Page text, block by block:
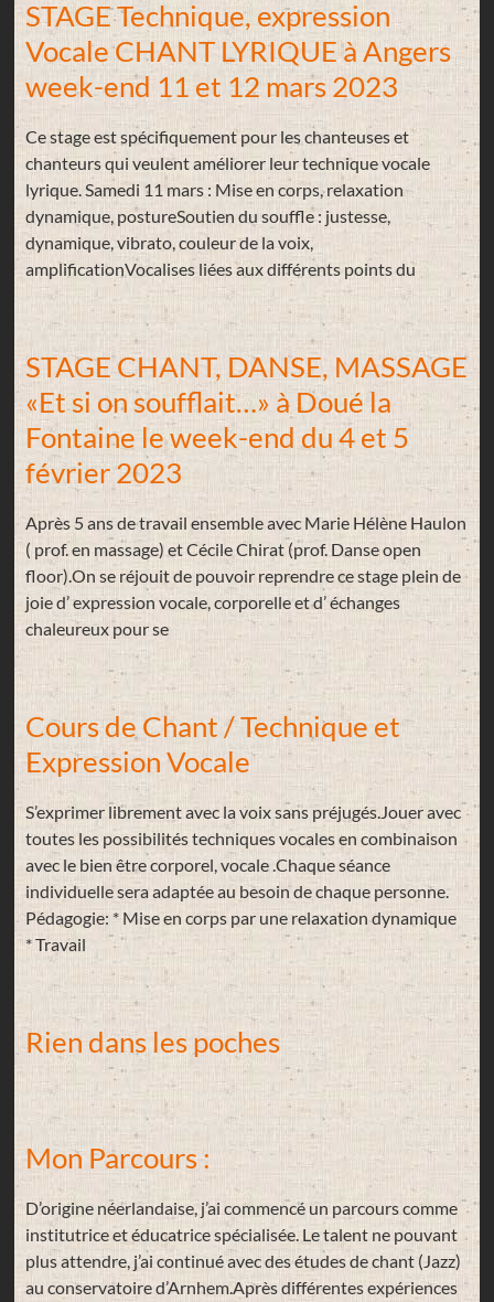
STAGE Technique, expression
Vocale CHANT LYRIQUE à Angers
week-end 11 et 12 mars 2023
Ce stage est spécifiquement pour les chanteuses et
chanteurs qui veulent améliorer leur technique vocale
lyrique. Samedi 11 mars : Mise en corps, relaxation
dynamique, postureSoutien du souffle : justesse,
dynamique, vibrato, couleur de la voix,
amplificationVocalises liées aux différents points du
STAGE CHANT, DANSE, MASSAGE
«Et si on soufflait…» à Doué la
Fontaine le week-end du 4 et 5
février 2023
Après 5 ans de travail ensemble avec Marie Hélène Haulon
( prof. en massage) et Cécile Chirat (prof. Danse open
floor).On se réjouit de pouvoir reprendre ce stage plein de
joie d’ expression vocale, corporelle et d’ échanges
chaleureux pour se
Cours de Chant / Technique et
Expression Vocale
S’exprimer librement avec la voix sans préjugés.Jouer avec
toutes les possibilités techniques vocales en combinaison
avec le bien être corporel, vocale .Chaque séance
individuelle sera adaptée au besoin de chaque personne.
Pédagogie: * Mise en corps par une relaxation dynamique
* Travail
Rien dans les poches
Mon Parcours :
D’origine néerlandaise, j’ai commencé un parcours comme
institutrice et éducatrice spécialisée. Le talent ne pouvant
plus attendre, j’ai continué avec des études de chant (Jazz)
au conservatoire d’Arnhem.Après différentes expériences